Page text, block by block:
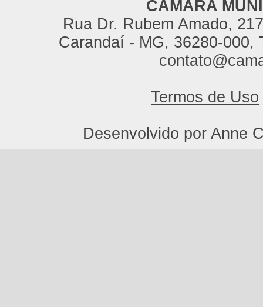
CÂMARA
Rua Dr. Rubem Amado,
Carandaí - MG, 36280-000,
Termos de Uso
Desenvolvido por Anne